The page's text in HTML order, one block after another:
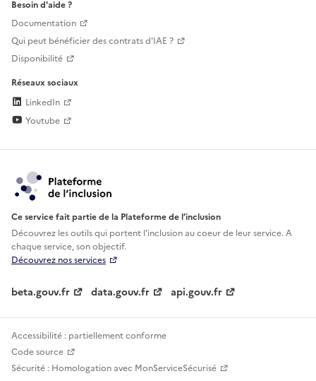
Besoin d'aide ?
Documentation
Qui peut bénéficier des contrats d'IAE ?
Disponibilité
Réseaux sociaux
LinkedIn
Youtube
Ce service fait partie de la Plateforme de l’inclusion
Découvrez les outils qui portent l'inclusion aucoeur de leur service. A
chaque service, son objectif.
Découvrez nos services
beta.gouv.fr data.gouv.fr api.gouv.fr
Accessibilité : partiellement conforme
Code source
Sécurité : Homologation avec MonServiceSécurisé